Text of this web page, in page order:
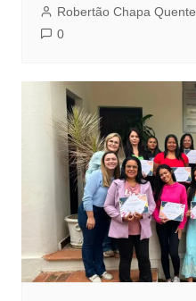
Robertão Chapa Quente
0